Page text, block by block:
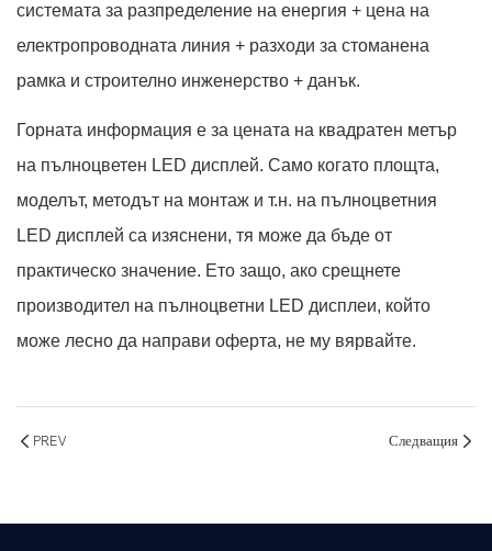
системата за разпределение на енергия + цена на
електропроводната линия + разходи за стоманена
рамка и строително инженерство + данък.
Горната информация е за цената на квадратен метър
на пълноцветен LED дисплей. Само когато площта,
моделът, методът на монтаж и т.н. на пълноцветния
LED дисплей са изяснени, тя може да бъде от
практическо значение. Ето защо, ако срещнете
производител на пълноцветни LED дисплеи, който
може лесно да направи оферта, не му вярвайте.
PREV Следващия